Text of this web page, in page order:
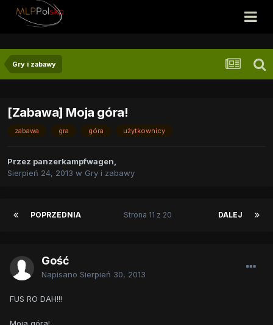
Gry i zabawy
[Zabawa] Moja góra!
zabawa gra góra użytkownicy
Przez panzerkampfwagen,
Sierpień 24, 2013 w Gry i zabawy
POPRZEDNIA DALEJ
Strona 11 z 20
Gość
Napisano Sierpień 30, 2013
FUS RO DAH!!!